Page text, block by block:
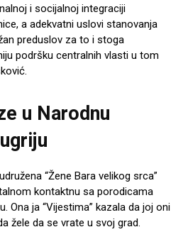
i socijalnoj integraciji
a adekvatni uslovi stanovanja
preduslov za to i stoga
podršku centralnih vlasti u tom
u Narodnu
“Žene Bara velikog srca”
kontaktnu sa porodicama
Ona ja “Vijestima” kazala da joj oni
žele da se vrate u svoj grad.